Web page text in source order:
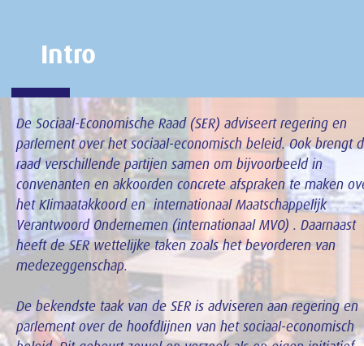
Intro
De Sociaal-Economische Raad (SER) adviseert regering en
parlement over het sociaal-economisch beleid. Ook brengt
raad verschillende partijen samen om bijvoorbeeld in
convenanten en akkoorden concrete afspraken te maken
het Klimaatakkoord en internationaal Maatschappelijk
Verantwoord Ondernemen (internationaal MVO) . Daarnaast
heeft de SER wettelijke taken zoals het bevorderen van
medezeggenschap.
De bekendste taak van de SER is adviseren aan regering en
parlement over de hoofdlijnen van het sociaal-economisch